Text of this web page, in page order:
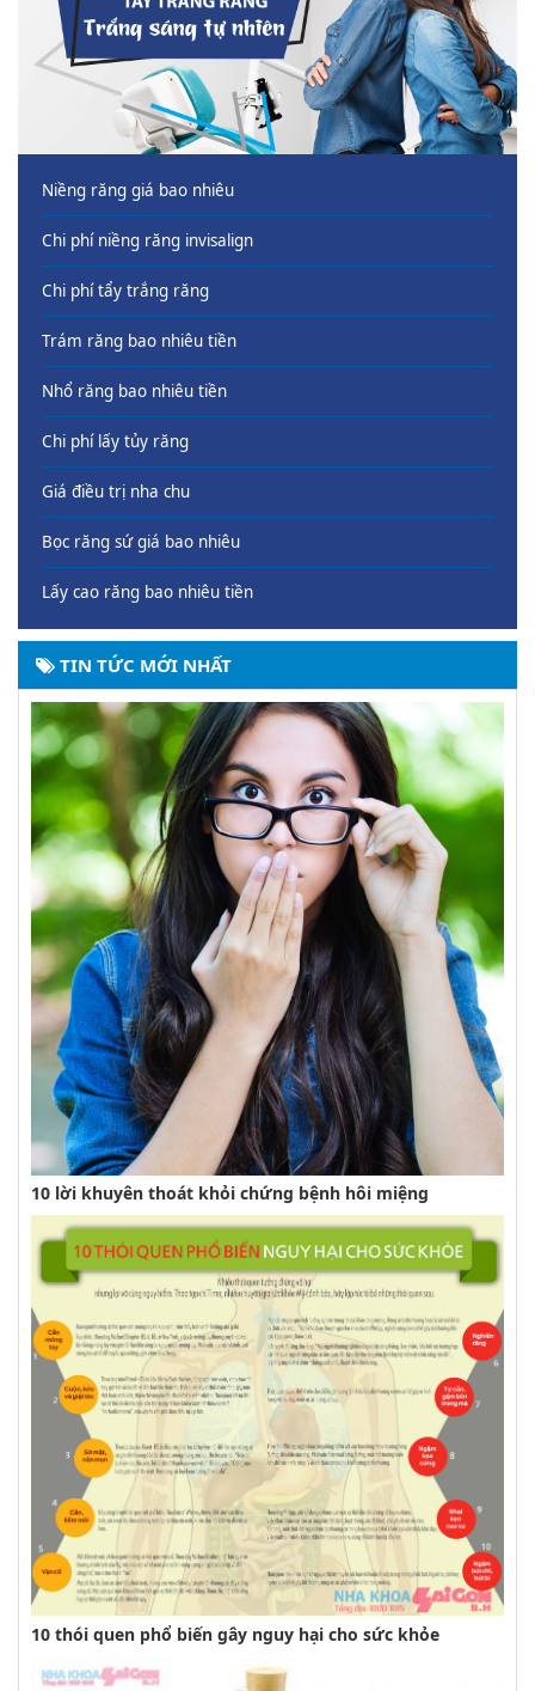
Niềng răng giá bao nhiêu
Chi phí niềng răng invisalign
Chi phí tẩy trắng răng
Trám răng bao nhiêu tiền
Nhổ răng bao nhiêu tiền
Chi phí lấy tủy răng
Giá điều trị nha chu
Bọc răng sứ giá bao nhiêu
Lấy cao răng bao nhiêu tiền
TIN TỨC MỚI NHẤT
10 lời khuyên thoát khỏi chứng bệnh hôi miệng
10 thói quen phổ biến gây nguy hại cho sức khỏe